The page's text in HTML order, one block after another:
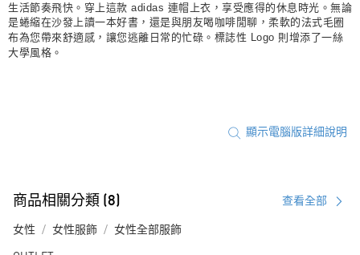
每筆NT$80，滿NT$1,500(含以上)免運費
生活節奏飛快。穿上這款 adidas 連帽上衣，享受應得的休息時光。無論
是蜷縮在沙發上讀一本好書，還是與朋友喝咖啡閒聊，柔軟的法式毛圈
布為您帶來舒適感，讓您逃離日常的忙碌。標誌性 Logo 則增添了一絲
大學風格。
顯示電腦版詳細說明
商品相關分類 (8) 查看全部
女性 女性服飾 女性全部服飾